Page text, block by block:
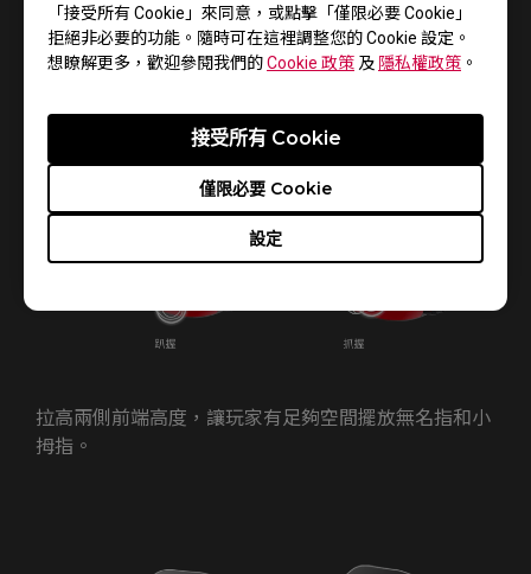
「接受所有 Cookie」來同意，或點擊「僅限必要 Cookie」
拒絕非必要的功能。隨時可在這裡調整您的 Cookie 設定。
想瞭解更多，歡迎參閱我們的Cookie 政策 及 隱私權政策 。
設定
僅限必要 Cookie
接受所有 Cookie
腰部內凹曲線，抬鼠時提供手指支撐點。
拉高兩側前端高度，讓玩家有足夠空間擺放無名指和小
拇指。